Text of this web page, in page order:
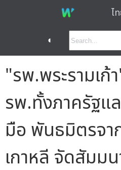
ไ
◐
"รพ.พระรามเก้
รพ.ทั้งภาครัฐแ
มือ พันธมิตรจา
เกาหลี จัดสัมม